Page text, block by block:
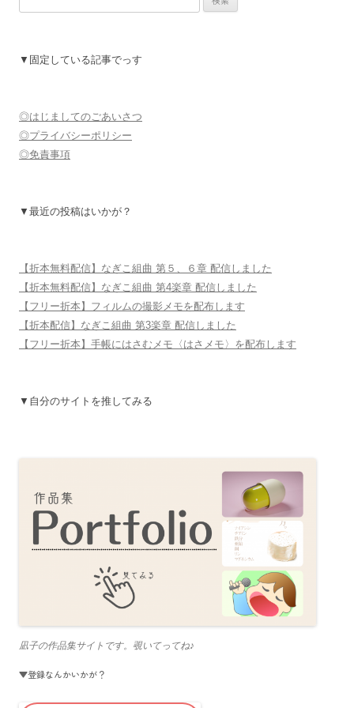
索:
▼固定している記事でっす
◎はじましてのごあいさつ
◎プライバシーポリシー
◎免責事項
▼最近の投稿はいかが？
【折本無料配信】なぎこ組曲 第５、６章 配信しました
【折本無料配信】なぎこ組曲 第4楽章 配信しました
【フリー折本】フィルムの撮影メモを配布します
【折本配信】なぎこ組曲 第3楽章 配信しました
【フリー折本】手帳にはさむメモ〈はさメモ〉を配布します
▼自分のサイトを推してみる
凪子の作品集サイトです。覗いてってね♪
▼登録なんかいかが？